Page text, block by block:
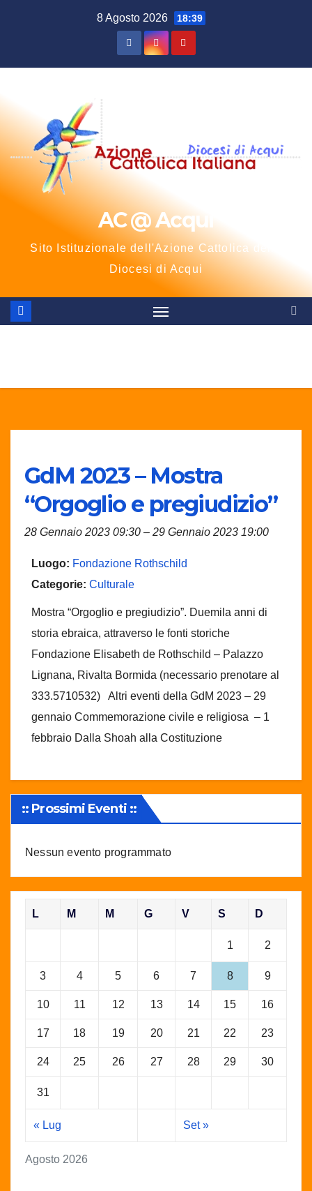
8 Agosto 2026 18:39
AC @ Acqui
Sito Istituzionale dell'Azione Cattolica della
Diocesi di Acqui
GdM 2023 – Mostra
“Orgoglio e pregiudizio”
28 Gennaio 2023 09:30 – 29 Gennaio 2023 19:00
Luogo: Fondazione Rothschild
Categorie: Culturale
Mostra “Orgoglio e pregiudizio”. Duemila anni di
storia ebraica, attraverso le fonti storiche
Fondazione Elisabeth de Rothschild – Palazzo
Lignana, Rivalta Bormida (necessario prenotare al
333.5710532) Altri eventi della GdM 2023 – 29
gennaio Commemorazione civile e religiosa – 1
febbraio Dalla Shoah alla Costituzione
:: Prossimi Eventi ::
Nessun evento programmato
Agosto 2026
L M M G V S D
1 2
3 4 5 6 7 8 9
10 11 12 13 14 15 16
17 18 19 20 21 22 23
24 25 26 27 28 29 30
31
« Lug Set »